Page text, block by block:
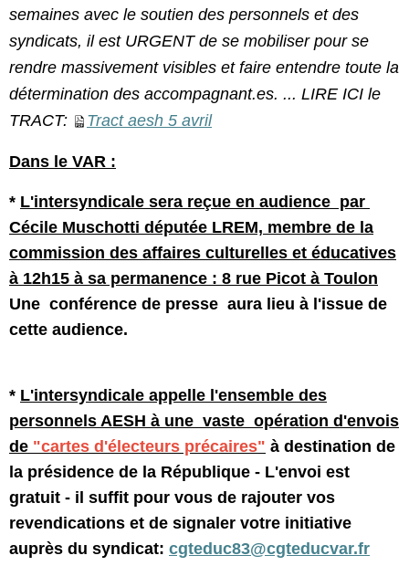
semaines avec le soutien des personnels et des
syndicats, il est URGENT de se mobiliser pour se
rendre massivement visibles et faire entendre toute la
détermination des accompagnant.es. ... LIRE ICI le
TRACT:
Tract aesh 5 avril
Dans le VAR :
* L'intersyndicale sera reçue en audience par
Cécile Muschotti députée LREM, membre de la
commission des affaires culturelles et éducatives
à 12h15 à sa permanence : 8 rue Picot à Toulon
Une conférence de presse aura lieu à l'issue de
cette audience.
* L'intersyndicale appelle l'ensemble des
personnels AESH à une vaste opération d'envois
de "cartes d'électeurs précaires" à destination de
la présidence de la République - L'envoi est
gratuit - il suffit pour vous de rajouter vos
revendications et de signaler votre initiative
auprès du syndicat: cgteduc83@cgteducvar.fr